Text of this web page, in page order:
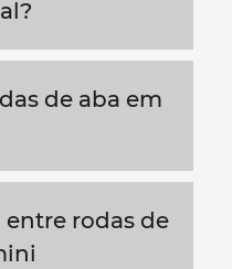
de aba em
entre rodas de